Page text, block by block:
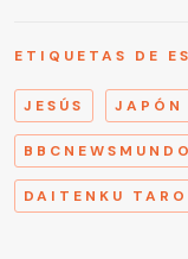
ETIQUETAS DE
JESÚS JAPÓN
BBCNEWSMUNDO
DAITENKU